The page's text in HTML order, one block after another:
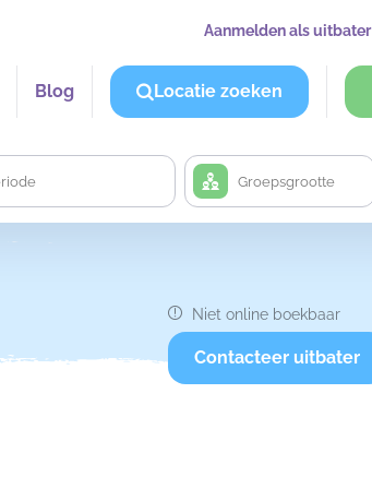
Aanmelden als uitbater
Blog Locatie zoeken
Niet online boekbaar
Contacteer uitbater